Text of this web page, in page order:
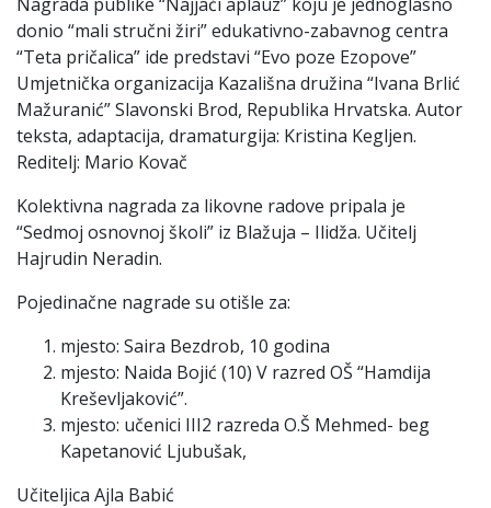
donio “mali stručni žiri” edukativno-zabavnog centra
“Teta pričalica” ide predstavi “Evo poze Ezopove”
Umjetnička organizacija Kazališna družina “Ivana Brlić
Mažuranić” Slavonski Brod, Republika Hrvatska. Autor
teksta, adaptacija, dramaturgija: Kristina Kegljen.
Reditelj: Mario Kovač
Kolektivna nagrada za likovne radove pripala je
“Sedmoj osnovnoj školi” iz Blažuja – Ilidža. Učitelj
Hajrudin Neradin.
Pojedinačne nagrade su otišle za:
mjesto: Saira Bezdrob, 10 godina
mjesto: Naida Bojić (10) V razred OŠ “Hamdija
Kreševljaković”.
mjesto: učenici III2 razreda O.Š Mehmed- beg
Kapetanović Ljubušak,
Učiteljica Ajla Babić